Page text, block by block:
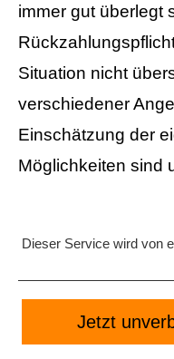
immer gut überlegt
Situation nicht
verschiedener
Einschätzung der
Möglichkeiten sind
Dieser Service wird von
Jetzt